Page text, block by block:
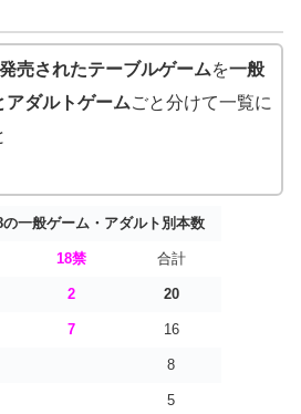
売されたテーブルゲームを一般
アダルトゲームごと分けて一覧に
の一般ゲーム・アダルト別本数
18禁 合計
2 20
7 16
8
5